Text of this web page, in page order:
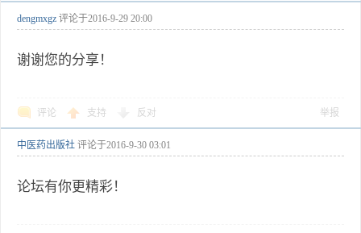
dengmxgz 评论于2016-9-29 20:00
谢谢您的分享！
评论 支持 反对 举报
中医药出版社 评论于2016-9-30 03:01
论坛有你更精彩！